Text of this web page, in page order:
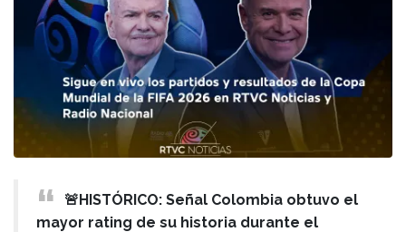
🚨HISTÓRICO: Señal Colombia obtuvo el
mayor rating de su historia durante el